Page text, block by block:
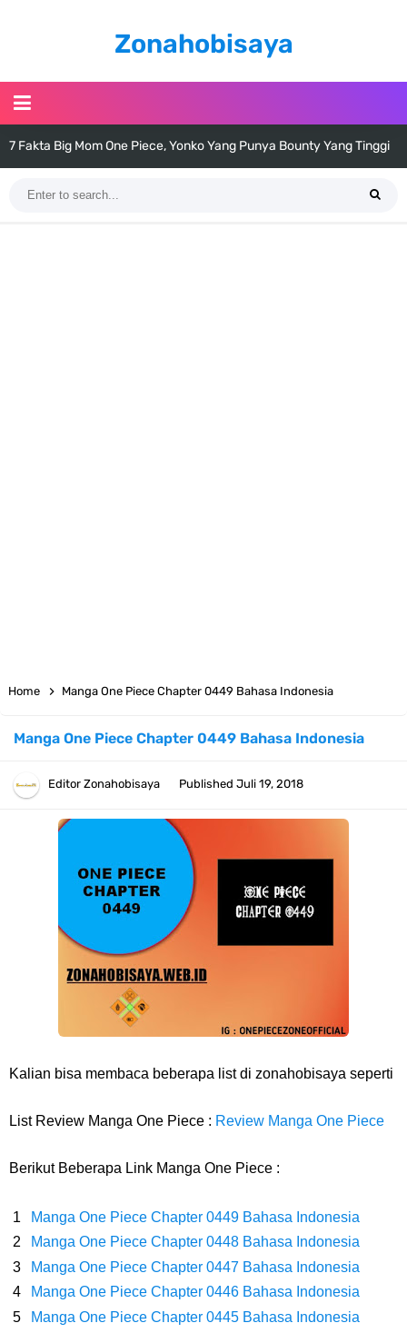
Zonahobisaya
7 Fakta Big Mom One Piece, Yonko Yang Punya Bounty Yang Tinggi
Arti Bendera Barbados, Negara Kepulauan Yang Terletak Di Kawasan
Karibia
Cara Daftar Danamon Mobile Banking, Mudah Banget Dan Lengkap
Caranya Disini
7 Fakta Elbaph One Piece, Menjadi Tempat Yang Sangat Ingin
Kamu Termasuk
Arti Bendera Palau, Negara Kepulauan Yang Berada Di Kawasan
Pasifik Barat
Home Manga One Piece Chapter 0449 Bahasa Indonesia
Manga One Piece Chapter 0449 Bahasa Indonesia
Editor Zonahobisaya Published Juli 19, 2018
Kalian bisa membaca beberapa list di zonahobisaya seperti
List Review Manga One Piece : Review Manga One Piece
Berikut Beberapa Link Manga One Piece :
Manga One Piece Chapter 0449 Bahasa Indonesia
Manga One Piece Chapter 0448 Bahasa Indonesia
Manga One Piece Chapter 0447 Bahasa Indonesia
Manga One Piece Chapter 0446 Bahasa Indonesia
Manga One Piece Chapter 0445 Bahasa Indonesia